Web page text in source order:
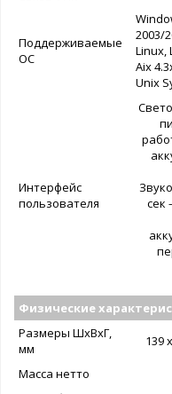
Поддерживаемые
ОС
2003/
Linux,
Aix
Unix
Интерфейс
пользователя
сек
Физические
Размеры ШxВxГ,
мм
139
Масса нетто